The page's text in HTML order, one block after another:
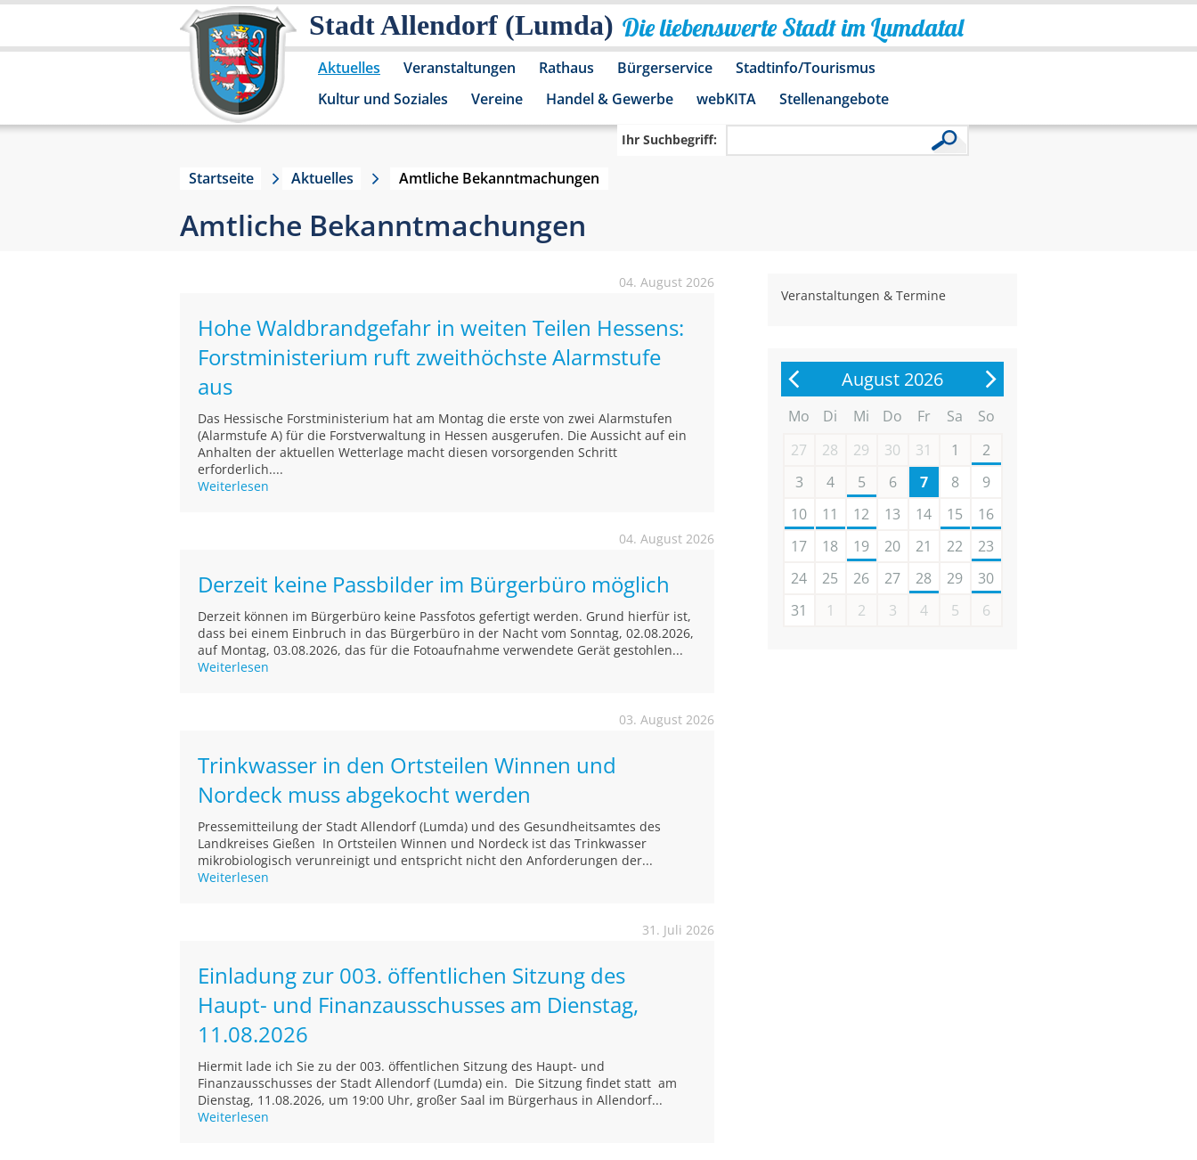
Stadt Allendorf (Lumda) Die liebenswerte Stadt im Lumdatal
Aktuelles Veranstaltungen Rathaus Bürgerservice
Stadtinfo/Tourismus
Kultur und Soziales
Vereine Handel & Gewerbe webKITA Stellenangebote
Ihr Suchbegriff:
Startseite Aktuelles Amtliche Bekanntmachungen
Amtliche Bekanntmachungen
Veranstaltungen & Termine
August 2026
Mo Di Mi Do Fr Sa
So
27
28 29 30 31 1
2
3
4 5 6 7 8
9
10
11 12 13 14 15
16
17
18 19 20 21 22
23
24
25 26 27 28 29
30
31
1 2 3 4 5 6
04. August 2026
Hohe Waldbrandgefahr in weiten Teilen Hessens:
Forstministerium ruft zweithöchste Alarmstufe
aus
Das Hessische Forstministerium hat am Montag die erste von zwei Alarmstufen
(Alarmstufe A) für die Forstverwaltung in Hessen ausgerufen. Die Aussicht auf ein
Anhalten der aktuellen Wetterlage macht diesen vorsorgenden Schritt
erforderlich....
Weiterlesen
04. August 2026
Derzeit keine Passbilder im Bürgerbüro möglich
Derzeit können im Bürgerbüro keine Passfotos gefertigt werden. Grund hierfür ist,
dass bei einem Einbruch in das Bürgerbüro in der Nacht vom Sonntag, 02.08.2026,
auf Montag, 03.08.2026, das für die Fotoaufnahme verwendete Gerät gestohlen...
Weiterlesen
03. August 2026
Trinkwasser in den Ortsteilen Winnen und
Nordeck muss abgekocht werden
Pressemitteilung der Stadt Allendorf (Lumda) und des Gesundheitsamtes des
Landkreises Gießen In Ortsteilen Winnen und Nordeck ist das Trinkwasser
mikrobiologisch verunreinigt und entspricht nicht den Anforderungen der...
Weiterlesen
31. Juli 2026
Einladung zur 003. öffentlichen Sitzung des
Haupt- und Finanzausschusses am Dienstag,
11.08.2026
Hiermit lade ich Sie zu der 003. öffentlichen Sitzung des Haupt- und
Finanzausschusses der Stadt Allendorf (Lumda) ein. Die Sitzung findet statt am
Dienstag, 11.08.2026, um 19:00 Uhr, großer Saal im Bürgerhaus in Allendorf...
Weiterlesen